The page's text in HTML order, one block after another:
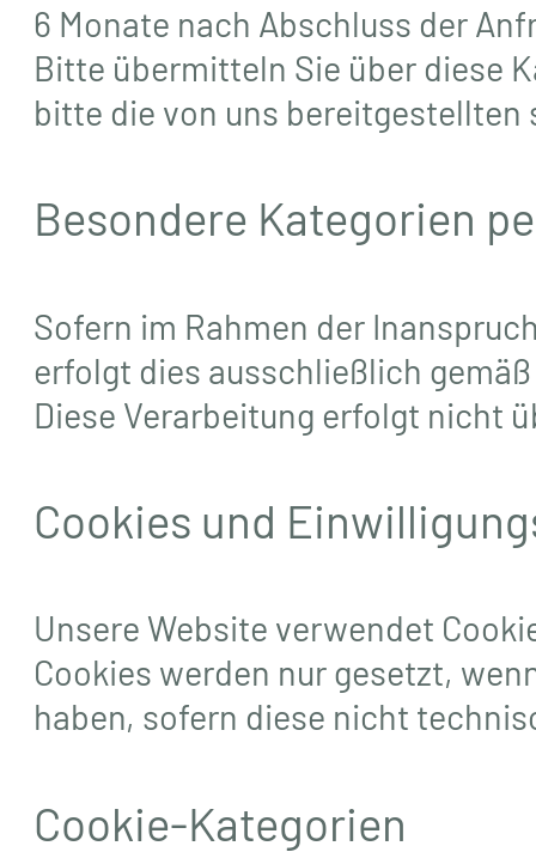
6 Monate nach Abschluss der
Bitte übermitteln Sie über diese
bitte die von uns
Besondere Kategorien
Sofern im Rahmen der
erfolgt dies ausschließlich gemäß
Diese Verarbeitung erfolgt nicht
Cookies und
Unsere Website verwendet
Cookies werden nur gesetzt,
haben, sofern diese nicht
Cookie-Kategorien